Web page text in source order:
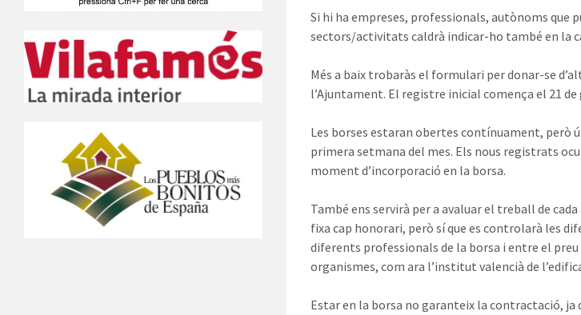
Si hi ha empreses, professionals, autònoms que
sectors/activitats caldrà indicar-ho també en la
Més a baix trobaràs el formulari per donar-se
l’Ajuntament. El registre inicial comença el 21
Les borses estaran obertes contínuament, però
primera setmana del mes. Els nous registrats
moment d’incorporació en la borsa.
També ens servirà per a avaluar el treball de
fixa cap honorari, però sí que es controlarà les
diferents professionals de la borsa i entre el
organismes, com ara l’institut valencià de
Estar en la borsa no garanteix la contractació, ja